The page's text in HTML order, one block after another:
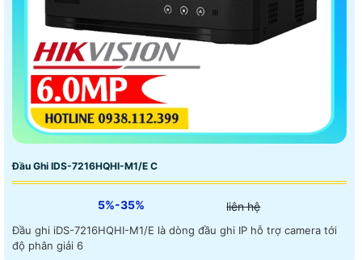
Đầu Ghi IDS-7216HQHI-M1/E C
5%-35% liên hệ
Đầu ghi iDS-7216HQHI-M1/E là dòng đầu ghi IP hỗ trợ camera tới
độ phân giải 6